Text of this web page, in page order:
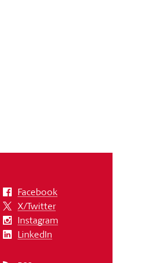
Facebook
X/Twitter
Instagram
LinkedIn